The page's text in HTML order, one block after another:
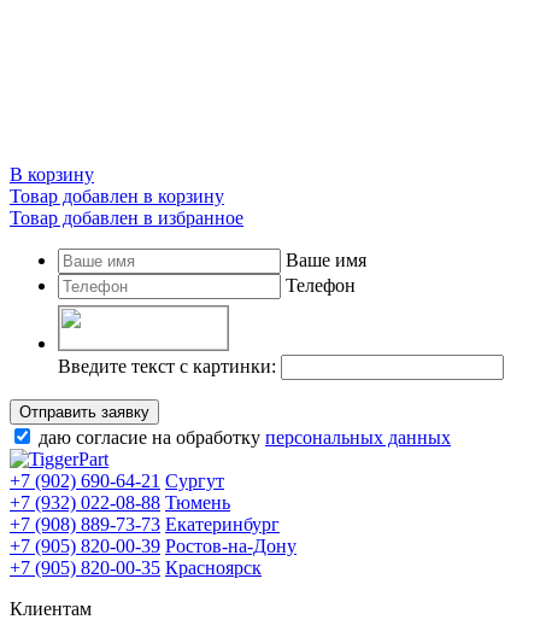
В корзину
Товар добавлен в корзину
Товар добавлен в избранное
Ваше имя
Телефон
Введите текст с картинки:
Отправить заявку
даю согласие на обработку персональных данных
+7 (902) 690-64-21 Сургут
+7 (932) 022-08-88 Тюмень
+7 (908) 889-73-73 Екатеринбург
+7 (905) 820-00-39 Ростов-на-Дону
+7 (905) 820-00-35 Красноярск
Клиентам